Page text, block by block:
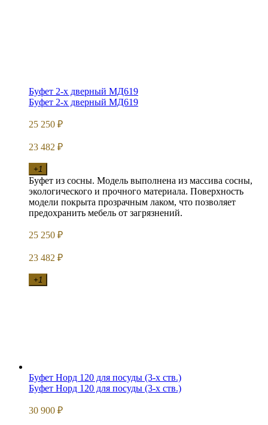
Буфет 2-х дверный МД619
Буфет 2-х дверный МД619
25 250 ₽
23 482 ₽
+1
Буфет из сосны. Модель выполнена из массива сосны,
экологического и прочного материала. Поверхность
модели покрыта прозрачным лаком, что позволяет
предохранить мебель от загрязнений.
25 250 ₽
23 482 ₽
+1
Буфет Норд 120 для посуды (3-х ств.)
Буфет Норд 120 для посуды (3-х ств.)
30 900 ₽